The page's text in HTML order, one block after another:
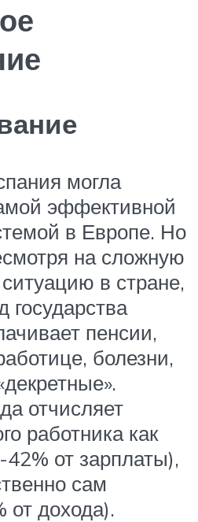
могла
эффективной
в Европе. Но
на сложную
в стране,
пенсии,
болезни,
отчисляет
работника как
от зарплаты),
сам
от дохода).